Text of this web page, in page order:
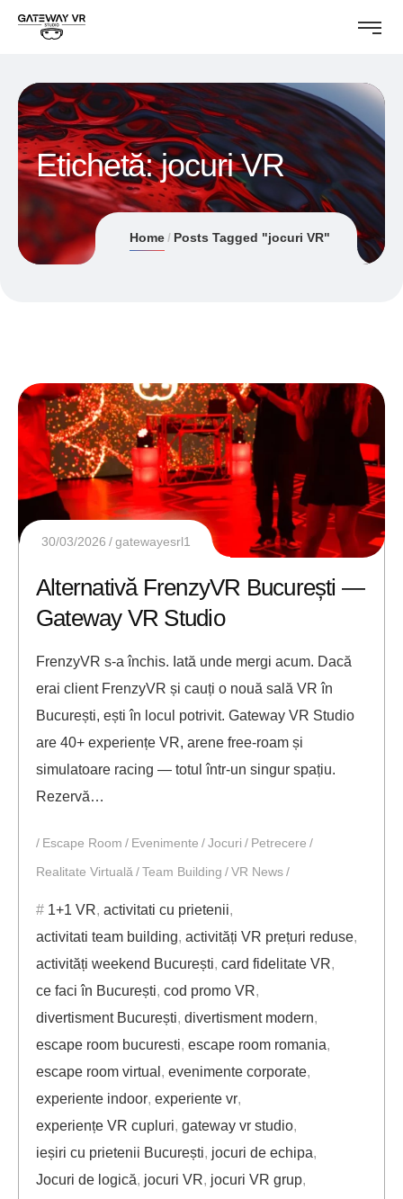
Etichetă:jocuri VR
Home Posts Tagged "jocuri VR"
30/03/2026 gatewayesrl1
Alternativă FrenzyVR București —
Gateway VR Studio
FrenzyVR s-a închis. Iată unde mergi acum. Dacă
erai client FrenzyVR și cauți o nouă sală VR în
București, ești în locul potrivit. Gateway VR Studio
are 40+ experiențe VR, arene free-roam și
simulatoare racing — totul într-un singur spațiu.
Rezervă…
Escape Room Evenimente Jocuri
Petrecere
Realitate Virtuală
Team Building VR News
1+1 VR, activitati cu prietenii,
activitati team building, activități VR prețuri reduse,
activități weekend București, card fidelitate VR,
ce faci în București, cod promo VR,
divertisment București, divertisment modern,
escape room bucuresti, escape room romania,
escape room virtual , evenimente corporate,
experiente indoor, experiente vr,
experiențe VR cupluri, gateway vr studio,
ieșiri cu prietenii București, jocuri de echipa,
Jocuri de logică, jocuri VR, jocuri VR grup,